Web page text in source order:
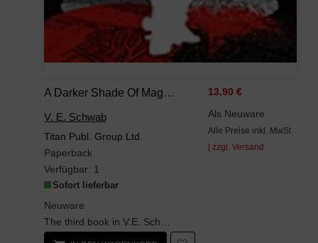
A Darker Shade Of Magic 03. A Conjuring Of Light: Victoria Schwab (Shades Of Magic, Band 3)
V. E. Schwab
Titan Publ. Group Ltd.
Paperback
Verfügbar: 1
Sofort lieferbar
Neuware
The third book in V.E. Schwab's acclaimed fantasy series.
13,90 €
Als Neuware
Alle Preise inkl. MwSt
| zzgl. Versand